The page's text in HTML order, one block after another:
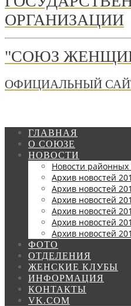
ОРГАНИЗАЦИИ
"СОЮЗ
ОФИЦИАЛЬНЫЙ
ГЛАВНАЯ
О СОЮЗЕ
НОВОСТИ
Новости районных
Архив новостей
Архив новостей
Архив новостей
Архив новостей
Архив новостей
Архив новостей
ФОТО
ОТДЕЛЕНИЯ
ЖЕНСКИЕ КЛУБЫ
ИНФОРМАЦИЯ
КОНТАКТЫ
VK.COM